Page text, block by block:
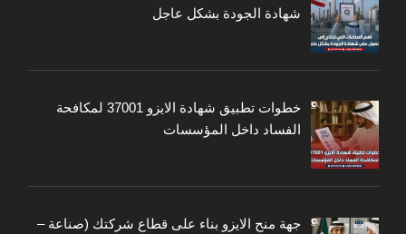
شهادة الجودة بشكل عاجل
خطوات تطبيق شهادة الايزو 37001 لمكافحة
الفساد داخل المؤسسات
جهة منح الايزو بناء على قطاع شركتك (صناعة –